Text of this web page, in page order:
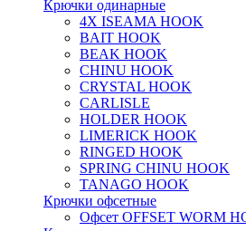
Крючки одинарные
4X ISEAMA HOOK
BAIT HOOK
BEAK HOOK
CHINU HOOK
CRYSTAL HOOK
CARLISLE
HOLDER HOOK
LIMERICK HOOK
RINGED HOOK
SPRING CHINU HOOK
TANAGO HOOK
Крючки офсетные
Офсет OFFSET WORM